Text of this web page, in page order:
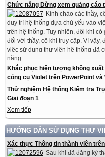
Chức năng Dừng xem quảng cáo
Kính chào các thầy,
duy trì hệ thống dựa chủ yếu vào
trên hệ thống. Tuy nhiên, đôi khi có
đối với thầy, cô khi truy cập. Vì vậy,
việc sử dụng thư viện hệ thống đã
năng...
Khắc phục hiện tượng không xuất
công cụ Violet trên PowerPoint và
Thử nghiệm Hệ thống Kiểm tra
Giai đoạn 1
Xem tiếp
HƯỚNG DẪN SỬ DỤNG THƯ
Xác thực Thông tin thành viên
Sau khi đã đăng ký